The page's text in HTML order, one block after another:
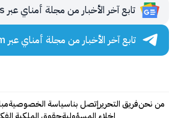
تابع آخر الأخبار من مجلة أمناي عبر Google News
تابع آخر الأخبار من مجلة أمناي عبر Telegram
من نحنفريق التحريرإتصل بناسياسة الخصوصية